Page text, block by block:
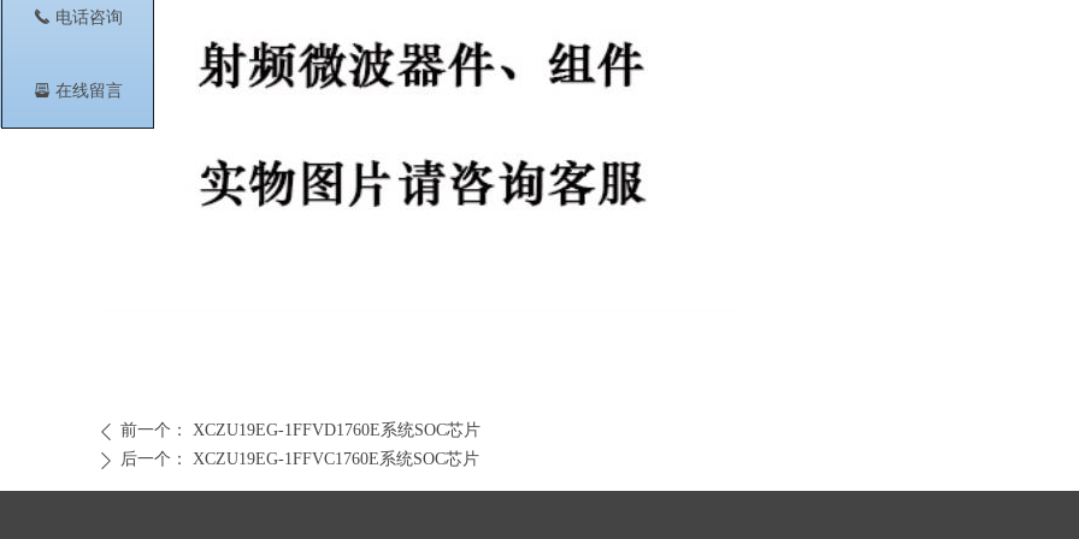
끅 电话咨询
뀣 在线留言
ꄴ 前一个： XCZU19EG-1FFVD1760E系统SOC芯片
ꄲ 后一个： XCZU19EG-1FFVC1760E系统SOC芯片